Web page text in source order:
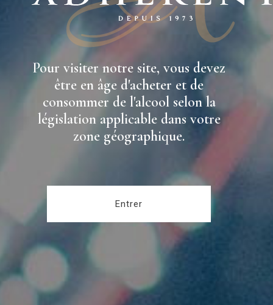
Pour visiter notre site, vous devez
être en âge d'acheter et de
consommer de l'alcool selon la
législation applicable dans votre
zone géographique.
Entrer